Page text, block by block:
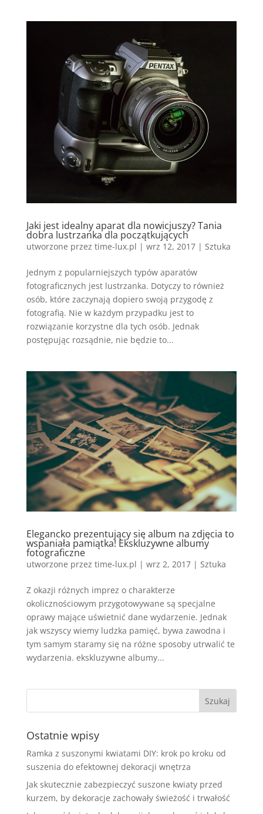
Jaki jest idealny aparat dla nowicjuszy? Tania
dobra lustrzanka dla początkujących
utworzone przez time-lux.pl | wrz 12, 2017| Sztuka
Jednym z popularniejszych typów aparatów
fotograficznych jest lustrzanka. Dotyczy to również
osób, które zaczynają dopiero swoją przygodę z
fotografią. Nie w każdym przypadku jest to
rozwiązanie korzystne dla tych osób. Jednak
postępując rozsądnie, nie będzie to...
Elegancko prezentujący się album na zdjęcia to
wspaniała pamiątka! Ekskluzywne albumy
fotograficzne
utworzone przez time-lux.pl | wrz 2, 2017| Sztuka
Z okazji różnych imprez o charakterze
okolicznościowym przygotowywane są specjalne
oprawy mające uświetnić dane wydarzenie. Jednak
jak wszyscy wiemy ludzka pamięć, bywa zawodna i
tym samym staramy się na różne sposoby utrwalić te
wydarzenia. ekskluzywne albumy...
Ostatnie wpisy
Ramka z suszonymi kwiatami DIY: krok po kroku od
suszenia do efektownej dekoracji wnętrza
Jak skutecznie zabezpieczyć suszone kwiaty przed
kurzem, by dekoracje zachowały świeżość i trwałość